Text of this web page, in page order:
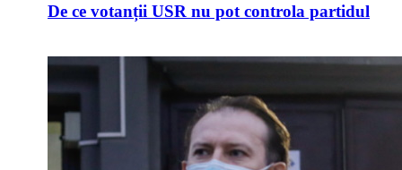
De ce votanții USR nu pot controla partidul